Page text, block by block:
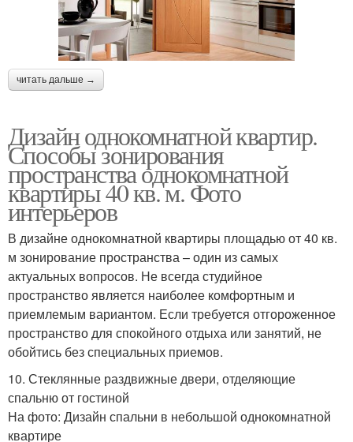
читать дальше →
Дизайн однокомнатной квартир.
Способы зонирования
пространства однокомнатной
квартиры 40 кв. м. Фото
интерьеров
В дизайне однокомнатной квартиры площадью от 40 кв.
м зонирование пространства – один из самых
актуальных вопросов. Не всегда студийное
пространство является наиболее комфортным и
приемлемым вариантом. Если требуется отгороженное
пространство для спокойного отдыха или занятий, не
обойтись без специальных приемов.
10. Стеклянные раздвижные двери, отделяющие
спальню от гостиной
На фото: Дизайн спальни в небольшой однокомнатной
квартире